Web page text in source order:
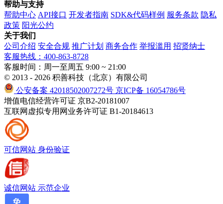
帮助与支持
帮助中心 API接口 开发者指南 SDK&代码样例 服务条款 隐私
政策 阳光公约
关于我们
公司介绍 安全合规 推广计划 商务合作 举报滥用 招贤纳士
客服热线：400-863-8728
客服时间：周一至周五 9:00 ~ 21:00
© 2013 - 2026 积善科技（北京）有限公司
公安备案 42018502007272号 京ICP备 16054786号
增值电信经营许可证 京B2-20181007
互联网虚拟专用网业务许可证 B1-20184613
可信网站 身份验证
诚信网站 示范企业